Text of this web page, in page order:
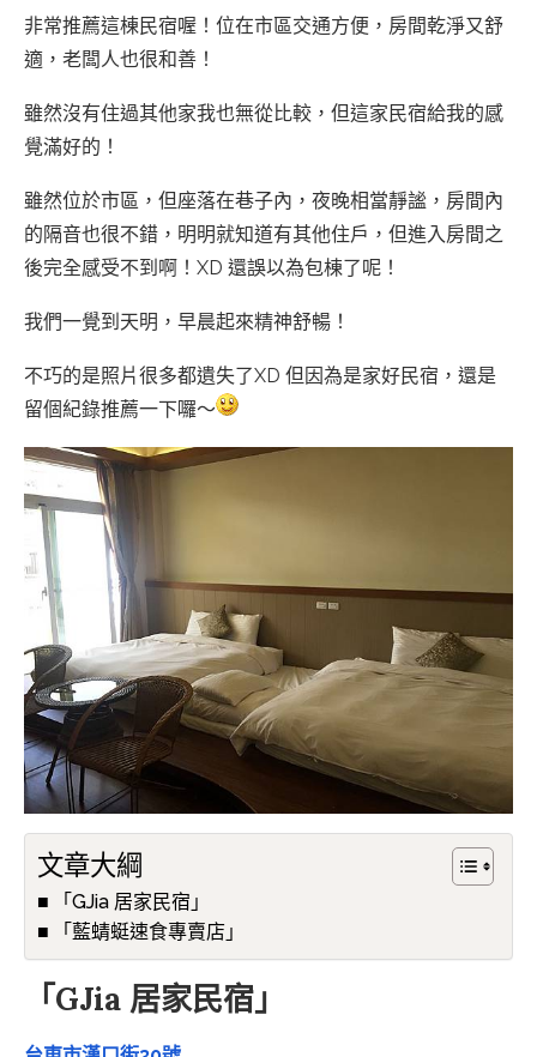
非常推薦這棟民宿喔！位在市區交通方便，房間乾淨又舒
適，老闆人也很和善！
雖然沒有住過其他家我也無從比較，但這家民宿給我的感
覺滿好的！
雖然位於市區，但座落在巷子內，夜晚相當靜謐，房間內
的隔音也很不錯，明明就知道有其他住戶，但進入房間之
後完全感受不到啊！XD 還誤以為包棟了呢！
我們一覺到天明，早晨起來精神舒暢！
不巧的是照片很多都遺失了XD 但因為是家好民宿，還是
留個紀錄推薦一下囉～
文章大綱
「GJia 居家民宿」
「藍蜻蜓速食專賣店」
「GJia 居家民宿」